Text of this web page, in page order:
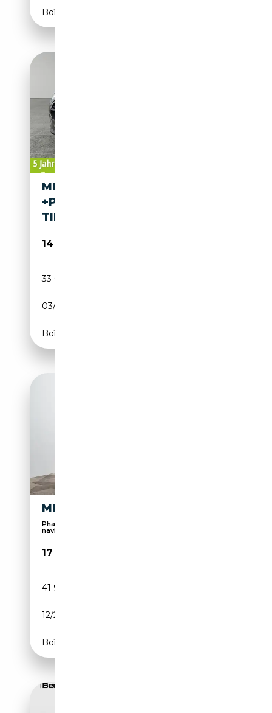
Boîte automatique
MINI COOPER 1.5
+PANORAMA+NAVI+5JGARAN
TIE+4SEASON
14 390€
33 699 km
03/2017
Boîte manuelle
MINI COOPER COOPER
Phares au LED, Sièges chauffants, Système de
navig...
17 499€
41 930 km
12/2020
Boîte automatique